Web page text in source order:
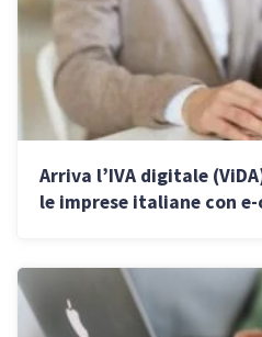
Arriva l’IVA digitale
le imprese italiane con